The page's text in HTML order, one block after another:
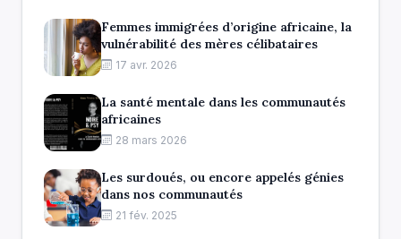
Femmes immigrées d’origine africaine, la
vulnérabilité des mères célibataires
17 avr. 2026
La santé mentale dans les communautés
africaines
28 mars 2026
Les surdoués, ou encore appelés génies
dans nos communautés
21 fév. 2025